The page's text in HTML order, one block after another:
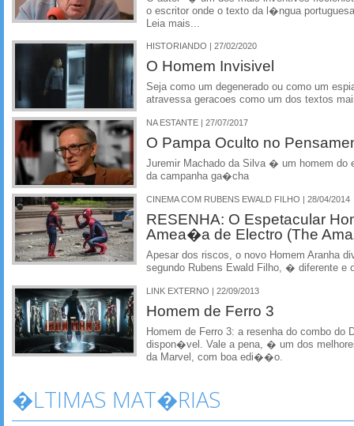
o escritor onde o texto da l�ngua
Leia mais...
HISTORIANDO | 27/02/2020
O Homem Invisivel
Seja como um degenerado ou como um
atravessa geracoes como um dos textos
NA ESTANTE | 27/07/2017
O Pampa Oculto no
Juremir Machado da Silva � um homem do
da campanha ga�cha
CINEMA COM RUBENS EWALD FILHO | 28/04/2014
RESENHA: O Espetacular
Amea�a de Electro (The
Apesar dos riscos, o novo Homem Aranha
segundo Rubens Ewald Filho, � diferente e
LINK EXTERNO | 22/09/2013
Homem de Ferro 3
Homem de Ferro 3: a resenha do combo
dispon�vel. Vale a pena, � um dos
da Marvel, com boa edi��o.
�LTIMAS MAT�RIAS